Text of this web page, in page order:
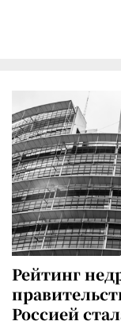
Рейтинг
Россией